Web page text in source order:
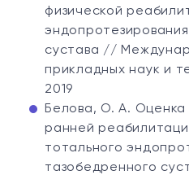
физической
сустава //
прикладных наук и
2019
Белова, О. А. Оценка
ранней
тотального
тазобедренного